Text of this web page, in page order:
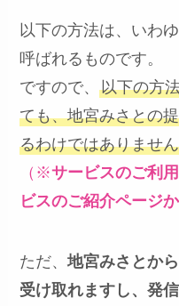
以下の方法は、いわ
呼ばれるものです。
ですので、以下の方
ても、地宮みさとの
るわけではありません
（※サービスのご利
ビスのご紹介ページ
ただ、地宮みさとか
受け取れますし、発